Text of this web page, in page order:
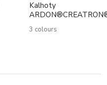
Kalhoty
3 colours